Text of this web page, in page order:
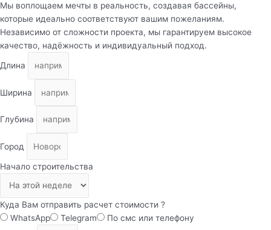
Мы воплощаем мечты в реальность, создавая бассейны,
которые идеально соответствуют вашим пожеланиям.
Независимо от сложности проекта, мы гарантируем высокое
качество, надёжность и индивидуальный подход.
Длина
Ширина
Глубина
Город
Начало строительства
Куда Вам отправить расчет стоимости ?
WhatsApp
Telegram По смс или телефону